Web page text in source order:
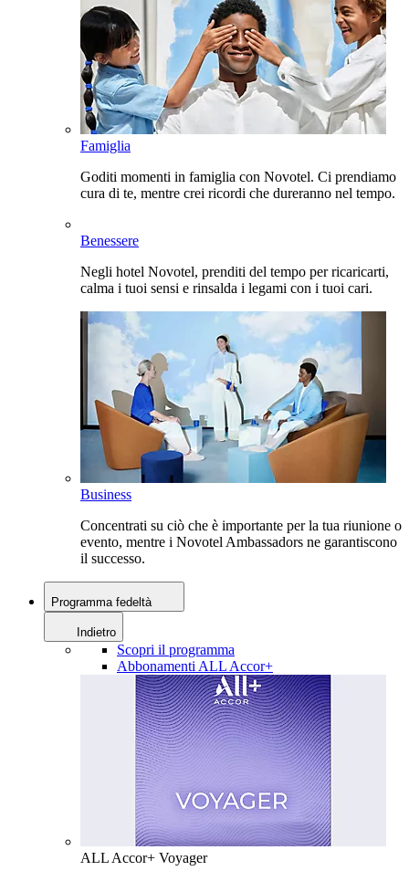
Famiglia
Goditi momenti in famiglia con Novotel. Ci prendiamo
cura di te, mentre crei ricordi che dureranno nel tempo.
Benessere
Negli hotel Novotel, prenditi del tempo per ricaricarti,
calma i tuoi sensi e rinsalda i legami con i tuoi cari.
Business
Concentrati su ciò che è importante per la tua riunione o
evento, mentre i Novotel Ambassadors ne garantiscono
il successo.
Programma fedeltà
Indietro
Scopri il programma
Abbonamenti ALL Accor+
ALL Accor+ Voyager